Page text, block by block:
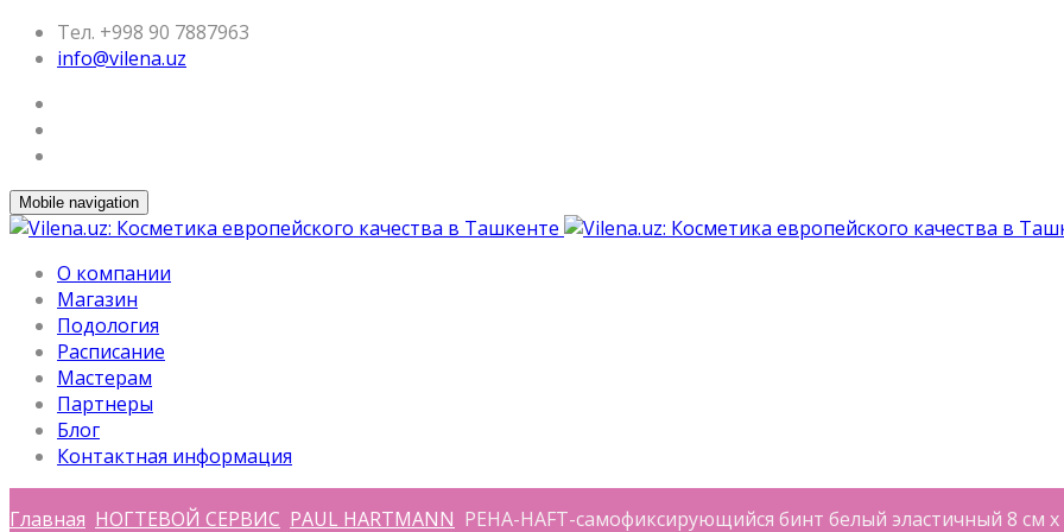
Тел. +998 90 7887963
info@vilena.uz
Mobile navigation
О компании
Магазин
Подология
Расписание
Мастерам
Партнеры
Блог
Контактная информация
Главная НОГТЕВОЙ СЕРВИС PAUL HARTMANN PEHA-HAFT-самофиксирующийся бинт белый эластичный 8 см